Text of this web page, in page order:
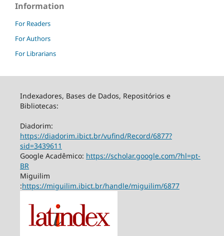
Information
For Readers
For Authors
For Librarians
Indexadores, Bases de Dados, Repositórios e
Bibliotecas:
Diadorim:
https://diadorim.ibict.br/vufind/Record/6877?
sid=3439611
Google Acadêmico: https://scholar.google.com/?hl=pt-
BR
Miguilim
:https://miguilim.ibict.br/handle/miguilim/6877